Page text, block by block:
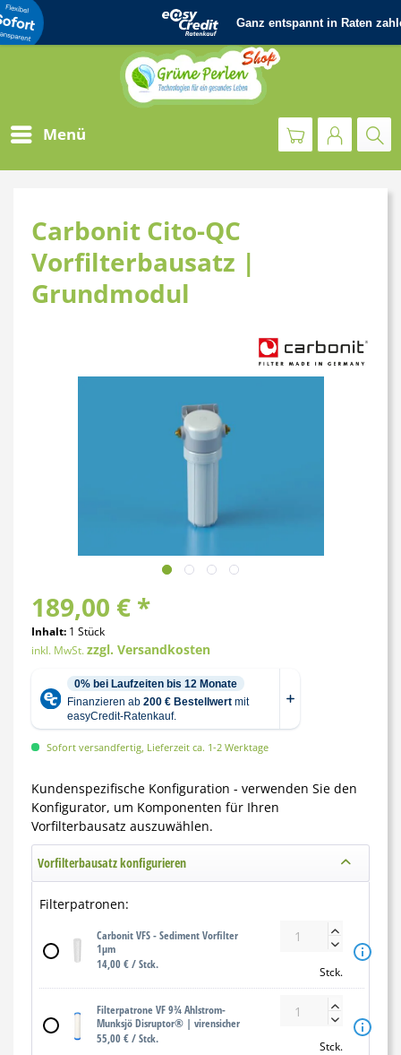
Menü
Carbonit Cito-QC
Vorfilterbausatz |
Grundmodul
189,00 € *
Inhalt: 1 Stück
inkl. MwSt.zzgl. Versandkosten
Sofort versandfertig, Lieferzeit ca. 1-2 Werktage
Kundenspezifische Konfiguration - verwenden Sie den
Konfigurator, um Komponenten für Ihren
Vorfilterbausatz auszuwählen.
Vorfilterbausatz konfigurieren
Filterpatronen:
Carbonit VFS - Sediment Vorfilter
1μm
14,00 € / Stck.


Stck.
Filterpatrone VF 9¾ Ahlstrom-
Munksjö Disruptor® | virensicher
55,00 € / Stck.


Stck.